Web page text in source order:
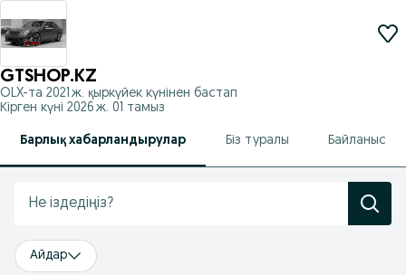
GTSHOP.KZ
OLX-та 2021 ж. қыркүйек күнінен бастап
Кірген күні 2026 ж. 01 тамыз
Барлық хабарландырулар Біз туралы Байланыс
Айдар